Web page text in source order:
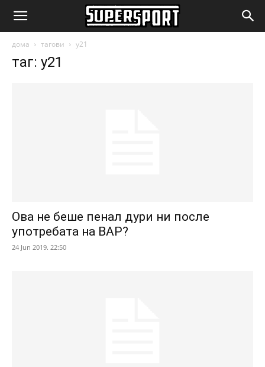
SuperSport.mk
дома тагови у21
таг: у21
Ова не беше пенал дури ни после
употребата на ВАР?
24 Jun 2019. 22:50